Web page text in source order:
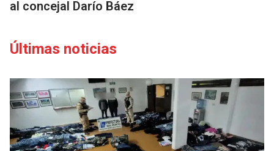
al concejal Darío Báez
Últimas noticias